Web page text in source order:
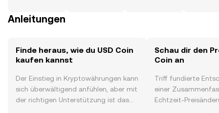
Anleitungen
Finde heraus, wie du USD Coin
kaufen kannst
Der Einstieg in Kryptowährungen kann
sich überwältigend anfühlen, aber mit
der richtigen Unterstützung ist das
Schau dir den
Coin an
Triff fundierte
einer
Echtzeit-